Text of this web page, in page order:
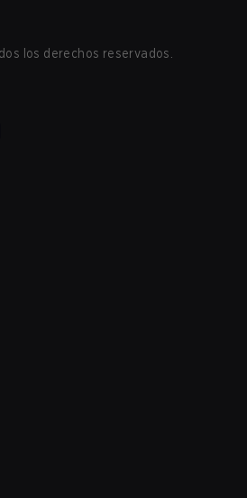
los derechos reservados.